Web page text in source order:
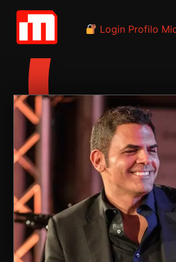
Login Profilo